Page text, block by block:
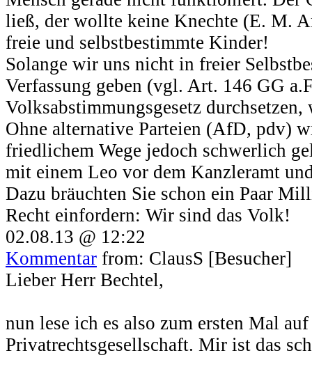
ließ, der wollte keine Knechte (E. M.
freie und selbstbestimmte Kinder!
Solange wir uns nicht in freier
Verfassung geben (vgl. Art. 146 GG
Volksabstimmungsgesetz
Ohne alternative Parteien (AfD, pdv)
friedlichem Wege jedoch schwerlich
mit einem Leo vor dem Kanzleramt
Dazu bräuchten Sie schon ein Paar
Recht einfordern: Wir sind das Volk!
02.08.13 @ 12:22
Kommentar from: ClausS [Besucher]
Lieber Herr Bechtel,
nun lese ich es also zum ersten Mal
Privatrechtsgesellschaft. Mir ist das